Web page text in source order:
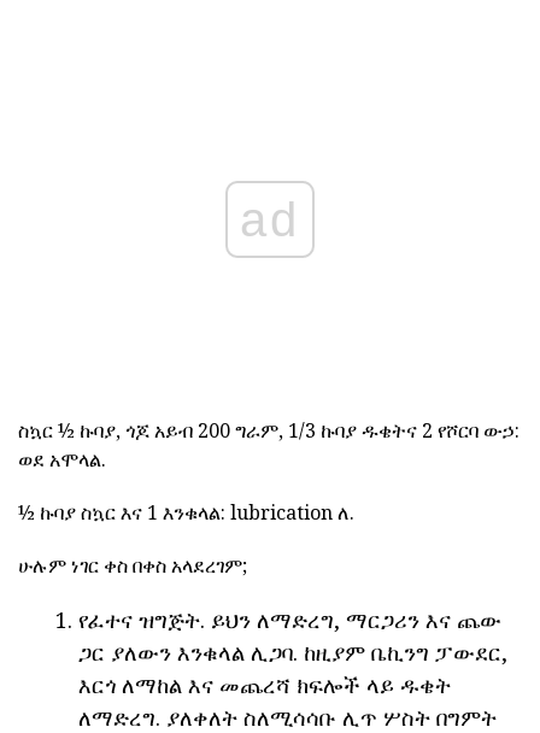
ad
ስኳር ½ ኩባያ, ጎጆ አይብ 200 ግራም, 1/3 ኩባያ ዱቄትና 2 የሾርባ ውኃ:
ወደ አሞላል.
½ ኩባያ ስኳር እና 1 እንቁላል: lubrication ለ.
ሁሉም ነገር ቀስ በቀስ አላደረገም;
የፈተና ዝግጅት. ይህን ለማድረግ, ማርጋሪን እና ጨው
ጋር ያለውን እንቁላል ሊጋባ. ከዚያም ቤኪንግ ፓውደር,
እርጎ ለማከል እና መጨረሻ ክፍሎች ላይ ዱቄት
ለማድረግ. ያለቀለት ስለሚሳሳቡ ሊጥ ሦስት በግምት